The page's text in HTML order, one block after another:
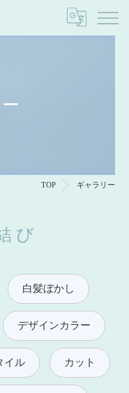
TOP ギャラリー
び
白髪ぼかし
デザインカラー
イル カット